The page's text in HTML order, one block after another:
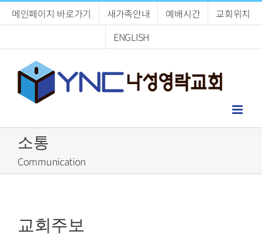
메인페이지 바로가기 새가족안내 예배시간
교회위치
ENGLISH
소통
Communication
교회주보